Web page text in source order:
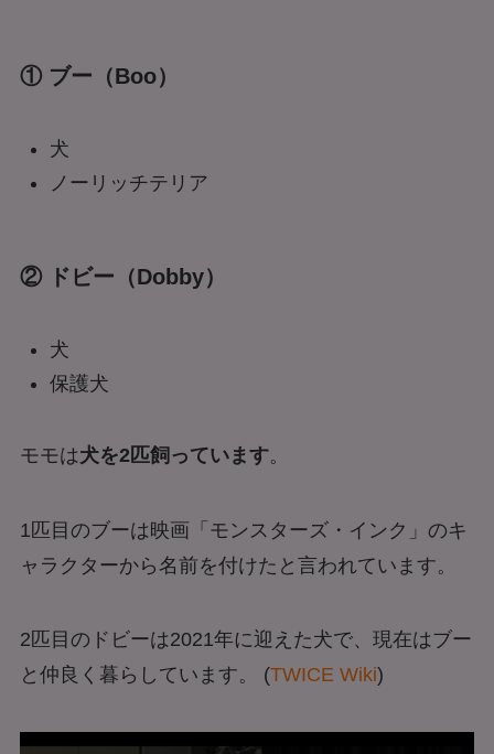
① ブー（Boo）
犬
ノーリッチテリア
② ドビー（Dobby）
犬
保護犬
モモは犬を2匹飼っています。
1匹目のブーは映画「モンスターズ・インク」のキ
ャラクターから名前を付けたと言われています。
2匹目のドビーは2021年に迎えた犬で、現在はブー
と仲良く暮らしています。 (TWICE Wiki)